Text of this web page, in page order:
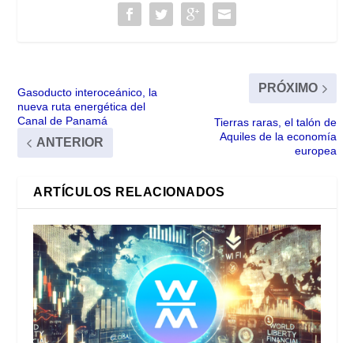
Gasoducto interoceánico, la
nueva ruta energética del
Canal de Panamá
ANTERIOR
PRÓXIMO
Tierras raras, el talón de
Aquiles de la economía
europea
ARTÍCULOS RELACIONADOS